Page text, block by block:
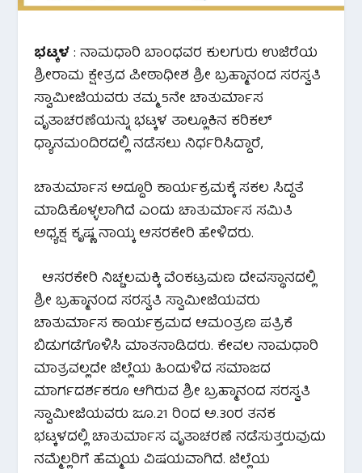
ಭಟ್ಕಳ: ನಾಮಧಾರಿ ಬಾಂಧವರ ಕುಲಗುರು ಉಜಿರೆಯ
ಶ್ರೀರಾಮ ಕ್ಷೇತ್ರದ ಪೀಠಾಧೀಶ ಶ್ರೀ ಬ್ರಹ್ಮಾನಂದ ಸರಸ್ವತಿ
ಸ್ವಾಮೀಜಿಯವರು ತಮ್ಮ 5ನೇ ಚಾತುರ್ಮಾಸ
ವೃತಾಚರಣೆಯನ್ನು ಭಟ್ಕಳ ತಾಲ್ಲೂಕಿನ ಕರಿಕಲ್
ಧ್ಯಾನಮಂದಿರದಲ್ಲಿ ನಡೆಸಲು ನಿರ್ಧರಿಸಿದ್ದಾರೆ,
ಚಾತುರ್ಮಾಸ ಅದ್ದೂರಿ ಕಾರ್ಯಕ್ರಮಕ್ಕೆ ಸಕಲ ಸಿದ್ದತೆ
ಮಾಡಿಕೊಳ್ಳಲಾಗಿದೆ ಎಂದು ಚಾತುರ್ಮಾಸ ಸಮಿತಿ
ಅಧ್ಯಕ್ಷ ಕೃಷ್ಣ ನಾಯ್ಕ ಆಸರಕೇರಿ ಹೇಳಿದರು.
ಆಸರಕೇರಿ ನಿಚ್ಚಲಮಕ್ಕಿ ವೆಂಕಟ್ರಮಣ ದೇವಸ್ಥಾನದಲ್ಲಿ
ಶ್ರೀ ಬ್ರಹ್ಮಾನಂದ ಸರಸ್ವತಿ ಸ್ವಾಮೀಜಿಯವರು
ಚಾತುರ್ಮಾಸ ಕಾರ್ಯಕ್ರಮದ ಆಮಂತ್ರಣ ಪತ್ರಿಕೆ
ಬಿಡುಗಡೆಗೊಳಿಸಿ ಮಾತನಾಡಿದರು. ಕೇವಲ ನಾಮಧಾರಿ
ಮಾತ್ರವಲ್ಲದೇ ಜಿಲ್ಲೆಯ ಹಿಂದುಳಿದ ಸಮಾಜದ
ಮಾರ್ಗದರ್ಶಕರೂ ಆಗಿರುವ ಶ್ರೀ ಬ್ರಹ್ಮಾನಂದ ಸರಸ್ವತಿ
ಸ್ವಾಮೀಜಿಯವರು ಜೂ.21 ರಿಂದ ಅ.30ರ ತನಕ
ಭಟ್ಕಳದಲ್ಲಿ ಚಾತುರ್ಮಾಸ ವೃತಾಚರಣೆ ನಡೆಸುತ್ತರುವುದು
ನಮ್ಮೆಲ್ಲರಿಗೆ ಹೆಮ್ಮಯ ವಿಷಯವಾಗಿದೆ. ಜಿಲ್ಲೆಯ